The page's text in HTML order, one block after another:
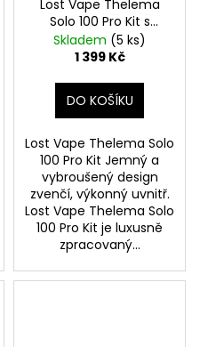
Lost Vape Thelema
Solo 100 Pro Kit s
Centaurus Sub Ohm
Tank V2 (Pink Python)
Skladem (5 ks)
1 399 Kč
DO KOŠÍKU
Lost Vape Thelema Solo
100 Pro Kit Jemný a
vybroušený design
zvenčí, výkonný uvnitř.
Lost Vape Thelema Solo
100 Pro Kit je luxusně
zpracovaný...